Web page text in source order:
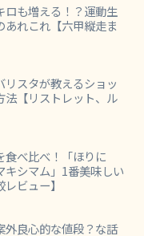
ロも増える！？運動生
れこれ【六甲縦走ま
リスタが教えるショッ
法【リストレット、ル
食べ比べ！「ほりに
キシマム」1番美味しい
ビュー】
外良心的な値段？な話